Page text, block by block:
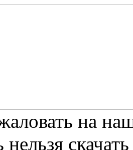
на
нельзя